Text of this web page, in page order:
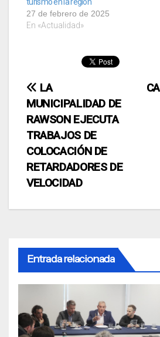
27 de febrero de 2025
En «Actualidad»
Navegación
de
entradas
LA
MUNICIPALIDAD DE
RAWSON EJECUTA
TRABAJOS DE
COLOCACIÓN DE
RETARDADORES DE
VELOCIDAD
Entrada relacionada